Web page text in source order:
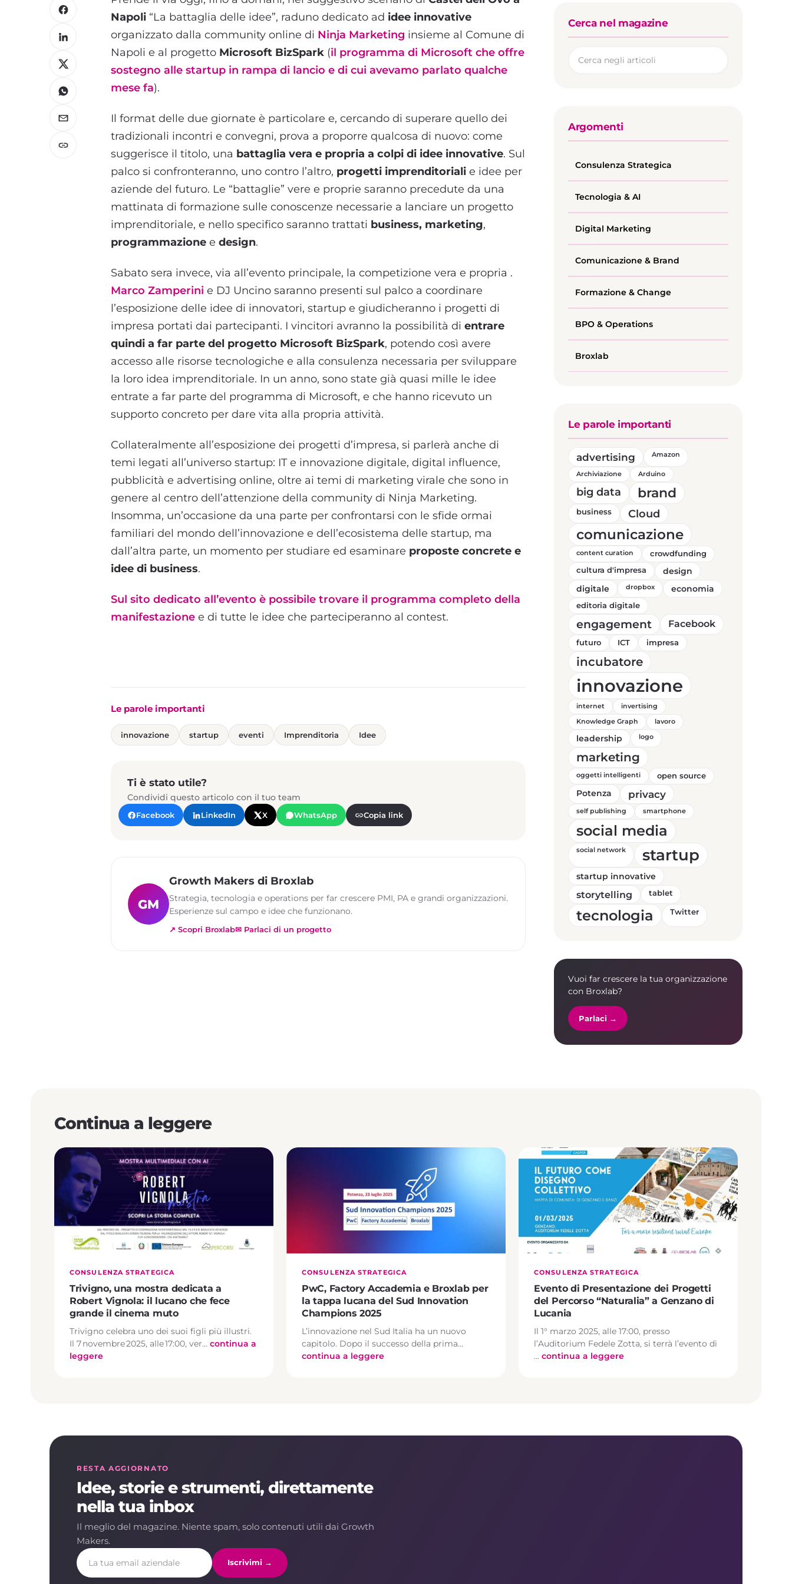
Napoli “La battaglia delle idee”, raduno dedicato ad idee innovative
organizzato dalla community online di Ninja Marketing insieme al Comune di
Napoli e al progetto Microsoft BizSpark (il programma di Microsoft che offre
sostegno alle startup in rampa di lancio e di cui avevamo parlato qualche
mese fa).
Il format delle due giornate è particolare e, cercando di superare quello dei
tradizionali incontri e convegni, prova a proporre qualcosa di nuovo: come
suggerisce il titolo, una battaglia vera e propria a colpi di idee innovative. Sul
palco si confronteranno, uno contro l’altro, progetti imprenditoriali e idee per
aziende del futuro. Le “battaglie” vere e proprie saranno precedute da una
mattinata di formazione sulle conoscenze necessarie a lanciare un progetto
imprenditoriale, e nello specifico saranno trattati business, marketing,
programmazione e design.
Sabato sera invece, via all’evento principale, la competizione vera e propria .
Marco Zamperini e DJ Uncino saranno presenti sul palco a coordinare
l’esposizione delle idee di innovatori, startup e giudicheranno i progetti di
impresa portati dai partecipanti. I vincitori avranno la possibilità di entrare
quindi a far parte del progetto Microsoft BizSpark, potendo così avere
accesso alle risorse tecnologiche e alla consulenza necessaria per sviluppare
la loro idea imprenditoriale. In un anno, sono state già quasi mille le idee
entrate a far parte del programma di Microsoft, e che hanno ricevuto un
supporto concreto per dare vita alla propria attività.
Collateralmente all’esposizione dei progetti d’impresa, si parlerà anche di
temi legati all’universo startup: IT e innovazione digitale, digital influence,
pubblicità e advertising online, oltre ai temi di marketing virale che sono in
genere al centro dell’attenzione della community di Ninja Marketing.
Insomma, un’occasione da una parte per confrontarsi con le sfide ormai
familiari del mondo dell’innovazione e dell’ecosistema delle startup, ma
dall’altra parte, un momento per studiare ed esaminare proposte concrete e
idee di business.
Sul sito dedicato all’evento è possibile trovare il programma completo della
manifestazione e di tutte le idee che parteciperanno al contest.
Le parole importanti
innovazione startup eventi Imprenditoria Idee
Ti è stato utile?
Condividi questo articolo con il tuo team
Facebook LinkedIn X WhatsApp Copia link
GM
Growth Makers di Broxlab
Strategia, tecnologia e operations per far crescere PMI, PA e grandi organizzazioni.
Esperienze sul campo e idee che funzionano.
↗ Scopri Broxlab✉ Parlaci di un progetto
Cerca nel magazine
Argomenti
Consulenza Strategica
Tecnologia & AI
Digital Marketing
Comunicazione & Brand
Formazione & Change
BPO & Operations
Broxlab
Le parole importanti
advertising Amazon
Archiviazione Arduino
big data brand
business Cloud
comunicazione
content curation
crowdfunding
cultura d'impresa
design
digitale
dropbox economia
editoria digitale
engagement Facebook
futuro ICT impresa
incubatore
innovazione
internet
invertising
Knowledge Graph
lavoro
leadership logo
marketing
oggetti intelligenti open source
Potenza privacy
self publishing smartphone
social media
social network startup
startup innovative
storytelling tablet
tecnologia Twitter
Vuoi far crescere la tua organizzazione
con Broxlab?
Parlaci →
Continua a leggere
CONSULENZA STRATEGICA
Trivigno, una mostra dedicata a
Robert Vignola: il lucano che fece
grande il cinema muto
Trivigno celebra uno dei suoi figli più illustri.
Il 7 novembre 2025, alle 17:00, ver… continua a
leggere
CONSULENZA STRATEGICA
PwC, Factory Accademia e Broxlab per
la tappa lucana del Sud Innovation
Champions 2025
L’innovazione nel Sud Italia ha un nuovo
capitolo. Dopo il successo della prima…
continua a leggere
CONSULENZA STRATEGICA
Evento di Presentazione dei Progetti
del Percorso “Naturalia” a Genzano di
Lucania
Il 1° marzo 2025, alle 17:00, presso
l’Auditorium Fedele Zotta, si terrà l’evento di
… continua a leggere
RESTA AGGIORNATO
Idee, storie e strumenti, direttamente
nella tua inbox
Il meglio del magazine. Niente spam, solo contenuti utili dai Growth
Makers.
Iscrivimi →